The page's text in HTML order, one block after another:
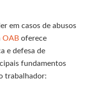
em casos de abusos
OAB oferece
e defesa de
fundamentos
trabalhador: